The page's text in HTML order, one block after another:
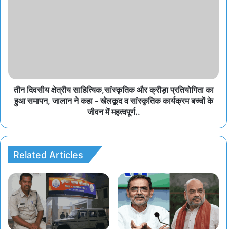
तीन दिवसीय क्षेत्रीय साहित्यिक,सांस्कृतिक और क्रीड़ा प्रतियोगिता का
हुआ समापन, जालान ने कहा - खेलकूद व सांस्कृतिक कार्यक्रम बच्चों के
जीवन में महत्वपूर्ण..
Related Articles